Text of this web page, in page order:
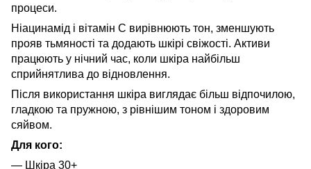
процеси.
Ніацинамід і вітамін С вирівнюють тон, зменшують
прояв тьмяності та додають шкірі свіжості. Активи
працюють у нічний час, коли шкіра найбільш
сприйнятлива до відновлення.
Після використання шкіра виглядає більш відпочилою,
гладкою та пружною, з рівнішим тоном і здоровим
сяйвом.
Для кого:
— Шкіра 30+